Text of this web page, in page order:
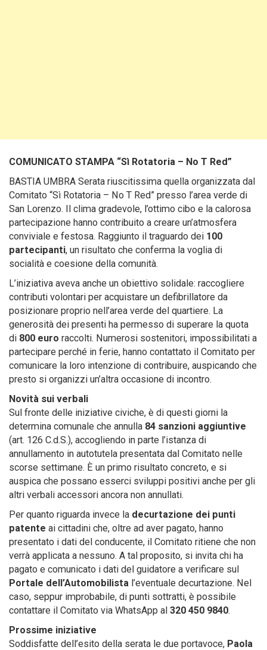
COMUNICATO STAMPA “Sì Rotatoria – No T Red”
BASTIA UMBRA Serata riuscitissima quella organizzata dal
Comitato “Sì Rotatoria – No T Red” presso l’area verde di
San Lorenzo. Il clima gradevole, l’ottimo cibo e la calorosa
partecipazione hanno contribuito a creare un’atmosfera
conviviale e festosa. Raggiunto il traguardo dei 100
partecipanti, un risultato che conferma la voglia di
socialità e coesione della comunità.
L’iniziativa aveva anche un obiettivo solidale: raccogliere
contributi volontari per acquistare un defibrillatore da
posizionare proprio nell’area verde del quartiere. La
generosità dei presenti ha permesso di superare la quota
di 800 euro raccolti. Numerosi sostenitori, impossibilitati a
partecipare perché in ferie, hanno contattato il Comitato per
comunicare la loro intenzione di contribuire, auspicando che
presto si organizzi un’altra occasione di incontro.
Novità sui verbali
Sul fronte delle iniziative civiche, è di questi giorni la
determina comunale che annulla 84 sanzioni aggiuntive
(art. 126 C.d.S.), accogliendo in parte l’istanza di
annullamento in autotutela presentata dal Comitato nelle
scorse settimane. È un primo risultato concreto, e si
auspica che possano esserci sviluppi positivi anche per gli
altri verbali accessori ancora non annullati.
Per quanto riguarda invece la decurtazione dei punti
patente ai cittadini che, oltre ad aver pagato, hanno
presentato i dati del conducente, il Comitato ritiene che non
verrà applicata a nessuno. A tal proposito, si invita chi ha
pagato e comunicato i dati del guidatore a verificare sul
Portale dell’Automobilista l’eventuale decurtazione. Nel
caso, seppur improbabile, di punti sottratti, è possibile
contattare il Comitato via WhatsApp al 320 450 9840.
Prossime iniziative
Soddisfatte dell’esito della serata le due portavoce, Paola